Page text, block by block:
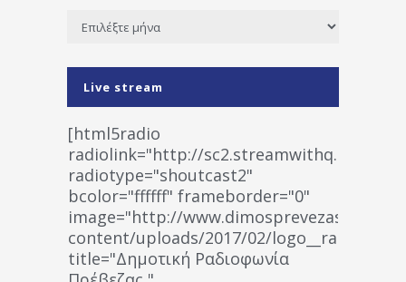
Ιστορικό
Live stream
[html5radio
radiolink="http://
radiotype="shoutcast2"
bcolor="ffffff" frameborder="0"
image="http://www.dimosprevezas.gr/wp-
content/uploads/2017/02/
title="Δημοτική Ραδιοφωνία